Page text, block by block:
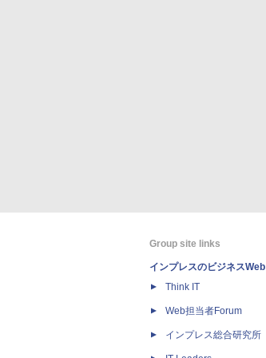
Group site links
インプレスのビジネスWeb
Think IT
Web担当者Forum
インプレス総合研究所